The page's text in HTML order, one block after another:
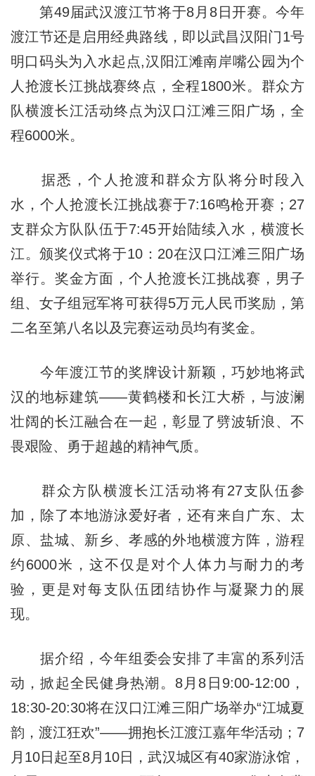
第49届武汉渡江节将于8月8日开赛。今年
渡江节还是启用经典路线，即以武昌汉阳门1号
明口码头为入水起点,汉阳江滩南岸嘴公园为个
人抢渡长江挑战赛终点，全程1800米。群众方
队横渡长江活动终点为汉口江滩三阳广场，全
程6000米。
据悉，个人抢渡和群众方队将分时段入
水，个人抢渡长江挑战赛于7:16鸣枪开赛；27
支群众方队队伍于7:45开始陆续入水，横渡长
江。颁奖仪式将于10：20在汉口江滩三阳广场
举行。奖金方面，个人抢渡长江挑战赛，男子
组、女子组冠军将可获得5万元人民币奖励，第
二名至第八名以及完赛运动员均有奖金。
今年渡江节的奖牌设计新颖，巧妙地将武
汉的地标建筑——黄鹤楼和长江大桥，与波澜
壮阔的长江融合在一起，彰显了劈波斩浪、不
畏艰险、勇于超越的精神气质。
群众方队横渡长江活动将有27支队伍参
加，除了本地游泳爱好者，还有来自广东、太
原、盐城、新乡、孝感的外地横渡方阵，游程
约6000米，这不仅是对个人体力与耐力的考
验，更是对每支队伍团结协作与凝聚力的展
现。
据介绍，今年组委会安排了丰富的系列活
动，掀起全民健身热潮。8月8日9:00-12:00，
18:30-20:30将在汉口江滩三阳广场举办“江城夏
韵，渡江狂欢”——拥抱长江渡江嘉年华活动；7
月10日起至8月10日，武汉城区有40家游泳馆，